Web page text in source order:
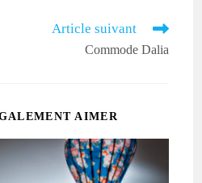
Article suivant
Commode Dalia
AIMER